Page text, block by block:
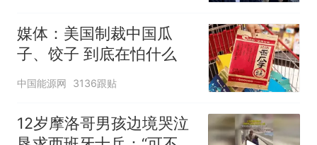
媒体：美国制裁中国瓜
子、饺子 到底在怕什么
中国能源网 3136跟贴
12岁摩洛哥男孩边境哭泣